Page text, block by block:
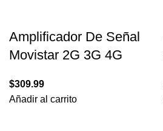
Amplificador De Señal
Movistar 2G 3G 4G
$309.99
Añadir al carrito